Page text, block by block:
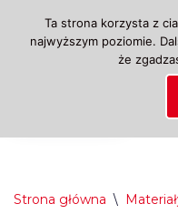
Przejdź
Strona główna \
Ta strona korzysta z
najwyższym poziomie.
że